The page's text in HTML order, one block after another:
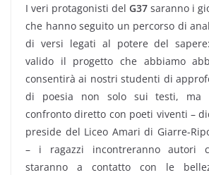
I veri protagonisti del G37 saranno i
che hanno seguito un percorso di
di versi legati al potere del
valido il progetto che abbiamo
consentirà ai nostri studenti di
di poesia non solo sui testi, ma
confronto diretto con poeti viventi –
preside del Liceo Amari di Giarre-
– i ragazzi incontreranno autori
staranno a contatto con le